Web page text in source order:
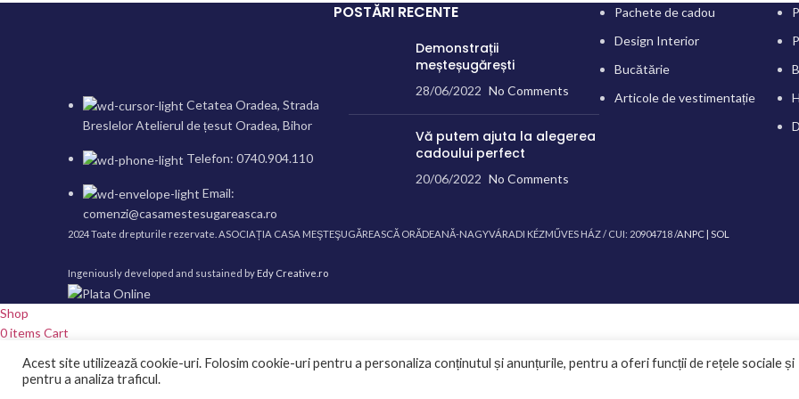
Cetatea Oradea, Strada
Breslelor Atelierul de țesut Oradea, Bihor
Telefon: 0740.904.110
Email:
comenzi@casamestesugareasca.ro
POSTĂRI RECENTE
Demonstrații
meșteșugărești
28/06/2022 No Comments
Vă putem ajuta la alegerea
cadoului perfect
20/06/2022 No Comments
Pachete de cadou
Design Interior
Bucătărie
Articole de vestimentație
2024 Toate drepturile rezervate. ASOCIAȚIA CASA MEŞTEŞUGĂREASCĂ ORĂDEANĂ-NAGYVÁRADI KÉZMŰVES HÁZ / CUI: 20904718 /ANPC | SOL
Ingeniously developed and sustained by Edy Creative.ro
Acest site utilizează cookie-uri. Folosim cookie-uri pentru a personaliza conținutul și anunțurile, pentru a oferi funcții de rețele sociale și
pentru a analiza traficul.
Shop
0items Cart
WhatsApp
Messenger